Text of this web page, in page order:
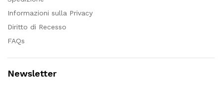
Informazioni sulla Privacy
Diritto di Recesso
FAQs
Newsletter